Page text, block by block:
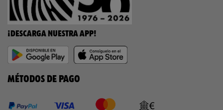
¡DESCARGA NUESTRA APP!
MÉTODOS DE PAGO